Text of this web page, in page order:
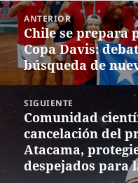
Navegación
de
entradas
ANTERIOR
Entrada
anterior:
Chile se prepara
Copa Davis:
búsqueda de
SIGUIENTE
Entrada
siguiente:
Comunidad
cancelación del
Atacama,
despejados para